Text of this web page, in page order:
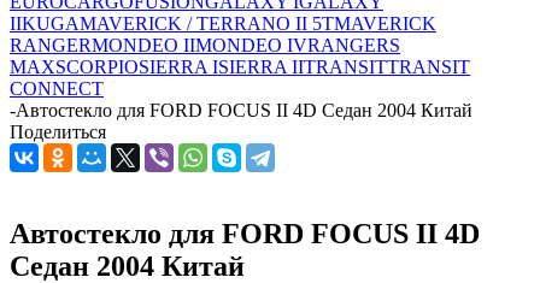
IIKUGAMAVERICK / TERRANO II 5TMAVERICK
RANGERMONDEO IIMONDEO IVRANGERS
MAXSCORPIOSIERRA ISIERRA IITRANSITTRANSIT
CONNECT
-Автостекло для FORD FOCUS II 4D Седан 2004 Китай
Поделиться
Автостекло для FORD FOCUS II 4D
Седан 2004 Китай